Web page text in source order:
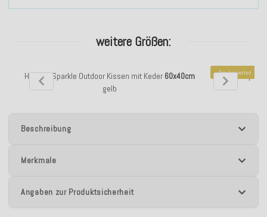
weitere Größen:
H.O.C.K. Sparkle Outdoor Kissen mit Keder 60x40cm
gelb
Top bewertet
H.O.C.K.
Beschreibung
Merkmale
Angaben zur Produktsicherheit